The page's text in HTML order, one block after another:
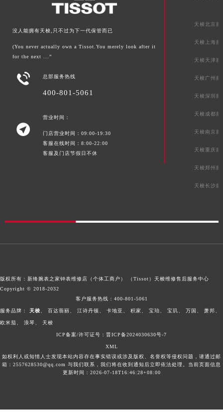
没人能拥有天梭,只不过为下一代保管而已
(You never actually own a Tissot.You merely look after it
for the next ...”
 总部服务热线
400-801-5061

营业时间：
门店营业时间：09:00-19:30
客服在线时间：8:00-22:00
客服及门店节假日不休
天梭北京服
天梭上海服
天梭天津服
天梭广州服
天梭深圳服
天梭成都服
天梭南京服
天梭重庆服
天梭郑州服
天梭长沙服
版权所有：新绛腕表之家钟表维修店（个体工商户） （Tissot） 天梭维修售后服务中心
Copyright © 2018-2032
客户服务热线： 400-801-5061
服务品牌： 天梭 百达翡丽 江诗丹顿 卡地亚 积家 宝珀 宝玑 万国 萧邦
欧米茄 浪琴 天梭
ICP备案/许可证号：晋ICP备2024030630号-7
XML
如权利人或知情人士发现本站内容存在事实错误或涉及版权、名誉权等侵权问题，请通过邮
箱：2557628530@qq.com 与我们联系，我们将在收到通知后立即依法处理。当前页面信息
更新时间：2026-07-18T16:46:28+08:00